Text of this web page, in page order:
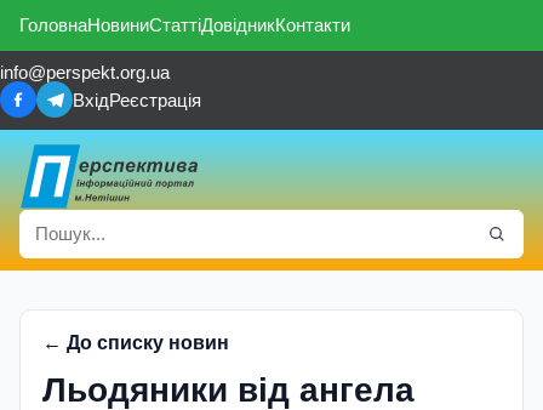
ГоловнаНовиниСтаттіДовідникКонтакти
info@perspekt.org.ua
ВхідРеєстрація
← До списку новин
Льодяники від ангела